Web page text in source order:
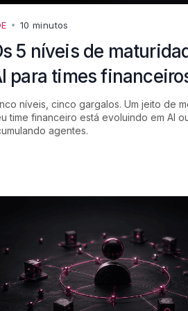
• 10 minutos
5 níveis de
para times
níveis, cinco gargalos. Um jeito de
time financeiro está evoluindo em AI
agentes.